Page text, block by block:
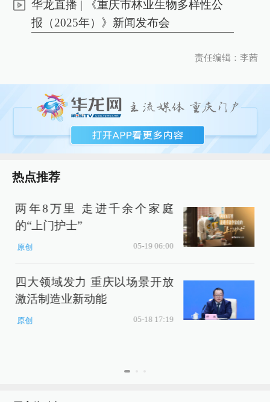
华龙直播 | 《重庆市林业生物多样性公
报（2025年）》新闻发布会
责任编辑：李茜
热点推荐
两年8万里 走进千余个家庭
的“上门护士”
原创 05-19 06:00
四大领域发力 重庆以场景开放
激活制造业新动能
原创 05-18 17:19